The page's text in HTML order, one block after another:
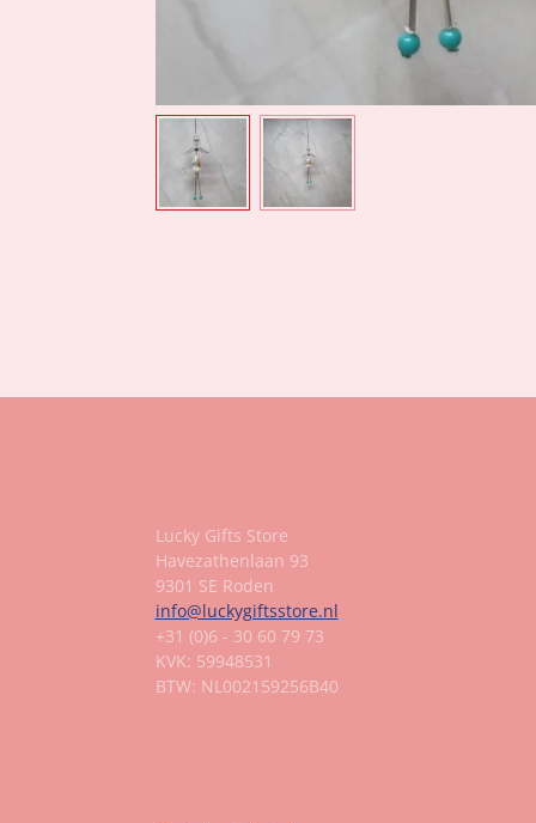
Lucky Gifts Store
Havezathenlaan 93
9301 SE Roden
info@luckygiftsstore.nl
+31 (0)6 - 30 60 79 73
KVK: 59948531
BTW: NL002159256B40